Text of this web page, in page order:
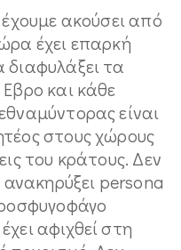
ακούσει από
έχει επαρκή
τα
και κάθε
είναι
στους χώρους
του κράτους. Δεν
ανακηρύξει persona
αφιχθεί στη